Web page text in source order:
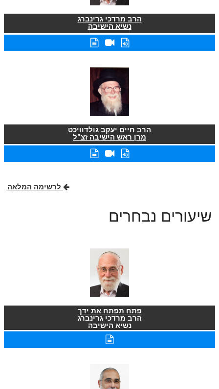
הרב מרדכי גרינברג
נשיא הישיבה
הרב חיים יעקב גולדוויכט
מרן ראש הישיבה זצ"ל
לרשימה המלאה
שיעורים נבחרים
פתח תפתח את ידך
הרב מרדכי גרינברג
נשיא הישיבה